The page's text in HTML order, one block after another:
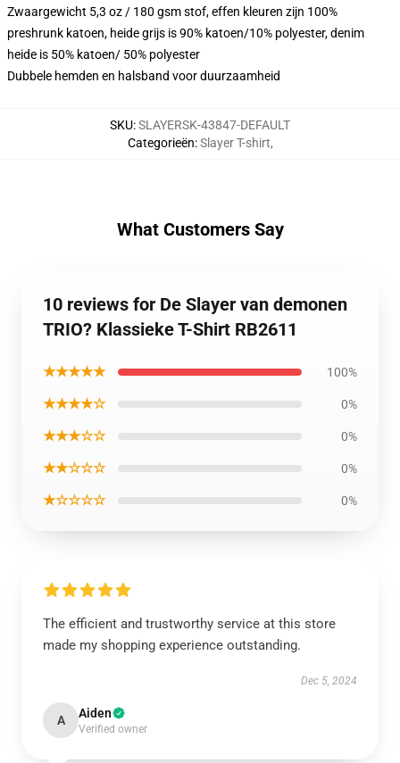
Zwaargewicht 5,3 oz / 180 gsm stof, effen kleuren zijn 100%
preshrunk katoen, heide grijs is 90% katoen/10% polyester, denim
heide is 50% katoen/ 50% polyester
Dubbele hemden en halsband voor duurzaamheid
SKU:SLAYERSK-43847-DEFAULT
Categorieën:Slayer T-shirt,
What Customers Say
10 reviews for De Slayer van demonen
TRIO? Klassieke T-Shirt RB2611
★★★★★ 100%
★★★★☆ 0%
★★★☆☆ 0%
★★☆☆☆ 0%
★☆☆☆☆ 0%
The efficient and trustworthy service at this store
made my shopping experience outstanding.
Dec 5, 2024
A Aiden
Verified owner